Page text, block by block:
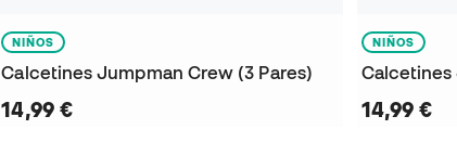
NIÑOS
Calcetines Jumpman Crew (3 Pares)
14,99 €
NIÑOS
Calcetines
14,99 €